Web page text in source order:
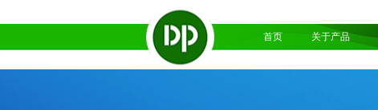
首页 关于产品